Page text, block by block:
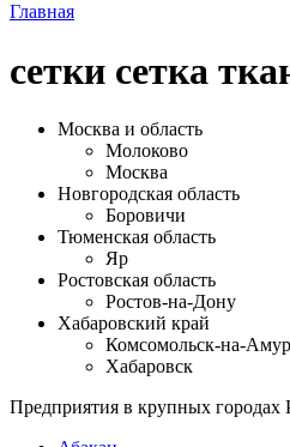
Главная
сетки сетка
Москва и область
Молоково
Москва
Новгородская область
Боровичи
Тюменская область
Яр
Ростовская область
Ростов-на-Дону
Хабаровский край
Комсомольск-на-
Хабаровск
Предприятия в крупных городах